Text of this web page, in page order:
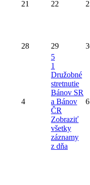
21 22
28 29
4
5
1
Družobné
stretnutie
Bánov SR
a Bánov
ČR
Zobraziť
všetky
záznamy
z dňa
6